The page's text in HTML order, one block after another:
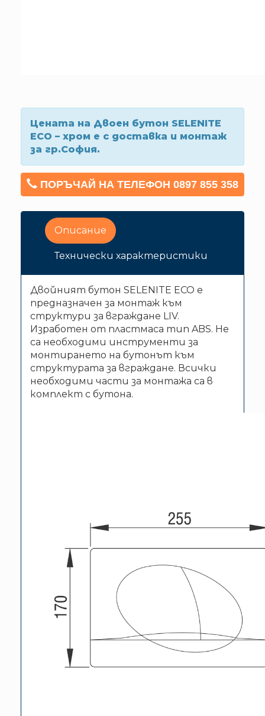
Цената на Двоен бутон SELENITE
ECO – хром е с доставка и монтаж
за гр.София.
ПОРЪЧАЙ НА ТЕЛЕФОН 0897 855 358
Описание
Технически характеристики
Двойният бутон SELENITE ECO е
предназначен за монтаж към
структури за вграждане LIV.
Изработен от пластмаса тип ABS. Не
са необходими инструменти за
монтирането на бутонът към
структурата за вграждане. Всички
необходими части за монтажа са в
комплект с бутона.